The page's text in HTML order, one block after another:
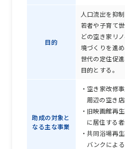
目的
人口流出を抑
若者や子育て
どの空き家リ
境づくりを進
世代の定住促
目的とする。
助成の対象と
なる主な事業
空き家改修
周辺の空き
旧映画館再
に居住する
共同浴場再
バンクによ